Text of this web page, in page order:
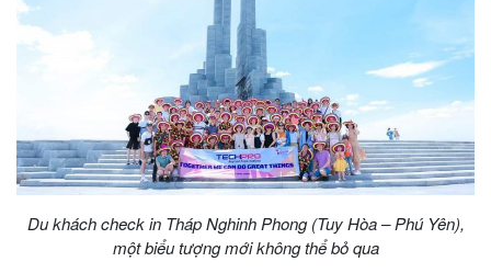
Du khách check in Tháp Nghinh Phong (Tuy Hòa – Phú Yên),
một biểu tượng mới không thể bỏ qua